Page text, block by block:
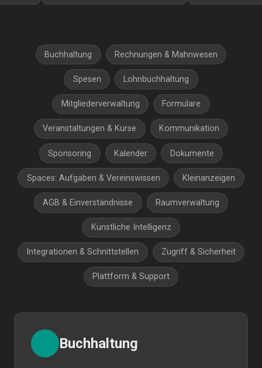
Buchhaltung Rechnungen & Mahnwesen
Spesen Lohnbuchhaltung
Mitgliederverwaltung Formulare
Veranstaltungen & Kurse Kommunikation
Sponsoring Kalender Dokumente
Spaces: Aufgaben & Vereinswissen Kleinanzeigen
AGB & Einverständnisse Raumverwaltung
Künstliche Intelligenz
Integrationen & Schnittstellen Zugriff & Sicherheit
Plattform & Support
Buchhaltung